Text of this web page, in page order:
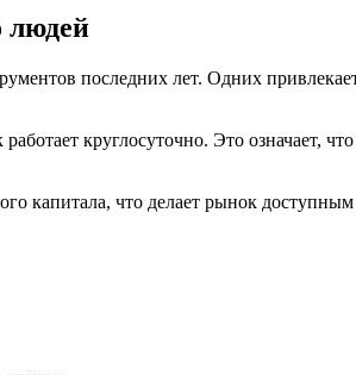
людей
последних лет. Одних
круглосуточно. Это означает,
капитала, что делает рынок